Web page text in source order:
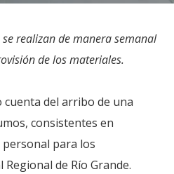
realizan de manera semanal
de los materiales.
cuenta del arribo de una
consistentes en
para los
de Río Grande.